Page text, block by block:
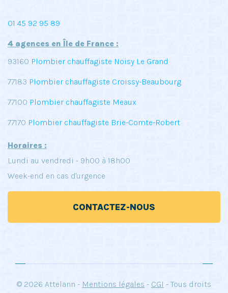
01 45 92 95 89
4 agences en Île de France :
93160 Plombier chauffagiste Noisy Le Grand
77183 Plombier chauffagiste Croissy-Beaubourg
77100 Plombier chauffagiste Meaux
77170 Plombier chauffagiste Brie-Comte-Robert
Horaires :
Lundi au vendredi - 9h00 à 18h00
Week-end en cas d'urgence
CONTACTEZ-NOUS
© 2026 Attelann - Mentions légales - CGI - Tous droits